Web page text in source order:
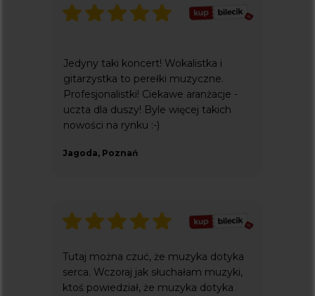
Jedyny taki koncert! Wokalistka i
gitarzystka to perełki muzyczne.
Profesjonalistki! Ciekawe aranżacje -
uczta dla duszy! Byle więcej takich
nowości na rynku :-)
Jagoda, Poznań
Tutaj można czuć, że muzyka dotyka
serca. Wczoraj jak słuchałam muzyki,
ktoś powiedział, że muzyka dotyka